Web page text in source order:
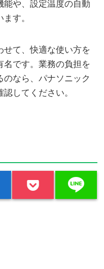
能や、設定温度の自動
す。
せて、快適な使い方を
名です。業務の負担を
なら、パナソニック
してください。
line